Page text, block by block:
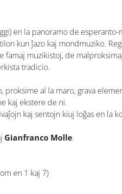
en la panoramo de
kun ĵazo kaj mondmuziko.
muzikistoj, de
tradicio.
al la maro, grava
kaj ekstere de ni.
kaj sentojn kiuj loĝas en la
Gianfranco Molle.
en 1 kaj 7)